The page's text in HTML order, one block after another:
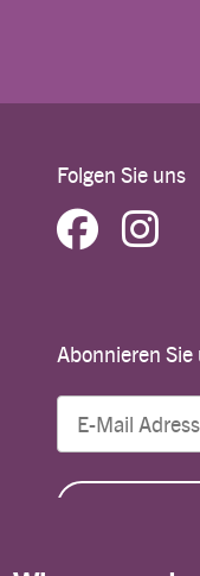
Folgen Sie uns
Abonnieren